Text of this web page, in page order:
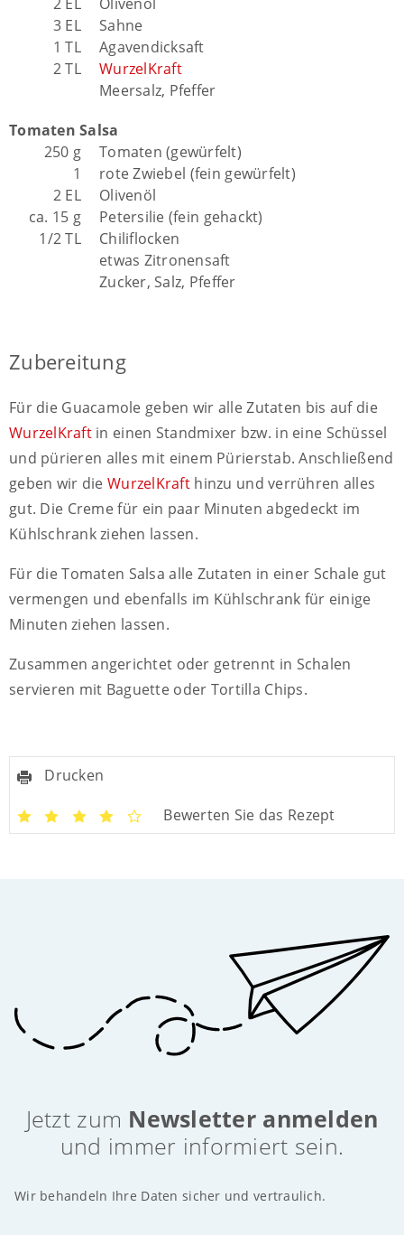
3 EL
Sahne
1 TL
Agavendicksaft
2 TL
WurzelKraft
Meersalz, Pfeffer
Tomaten Salsa
250 g
Tomaten (gewürfelt)
1
rote Zwiebel (fein gewürfelt)
2 EL
Olivenöl
ca. 15 g
Petersilie (fein gehackt)
1/2 TL
Chiliflocken
etwas Zitronensaft
Zucker, Salz, Pfeffer
Zubereitung
Für die Guacamole geben wir alle Zutaten bis auf die
WurzelKraftin einen Standmixer bzw. in eine Schüssel
und pürieren alles mit einem Pürierstab. Anschließend
geben wir dieWurzelKrafthinzu und verrühren alles
gut. Die Creme für ein paar Minuten abgedeckt im
Kühlschrank ziehen lassen.
Für die Tomaten Salsa alle Zutaten in einer Schale gut
vermengen und ebenfalls im Kühlschrank für einige
Minuten ziehen lassen.
Zusammen angerichtet oder getrennt in Schalen
servieren mit Baguette oder Tortilla Chips.
Drucken
Bewerten Sie das Rezept
Jetzt zum Newsletter anmelden
und immer informiert sein.
Wir behandeln Ihre Daten sicher und vertraulich.